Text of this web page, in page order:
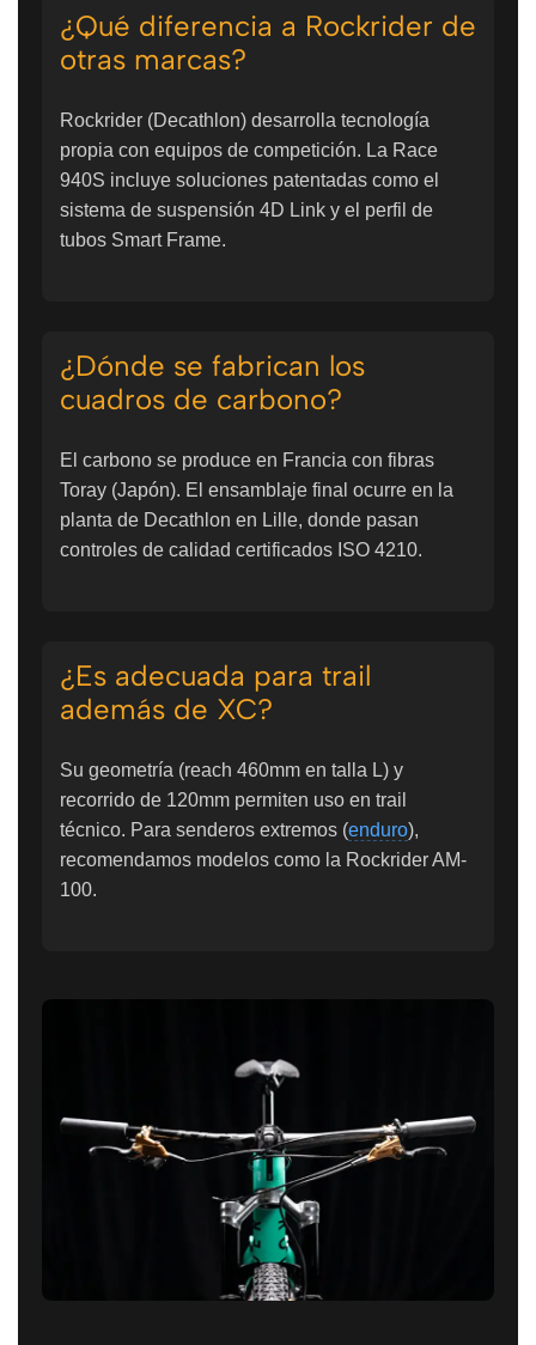
¿Qué diferencia a Rockrider de
otras marcas?
Rockrider (Decathlon) desarrolla tecnología
propia con equipos de competición. La Race
940S incluye soluciones patentadas como el
sistema de suspensión 4D Link y el perfil de
tubos Smart Frame.
¿Dónde se fabrican los
cuadros de carbono?
El carbono se produce en Francia con fibras
Toray (Japón). El ensamblaje final ocurre en la
planta de Decathlon en Lille, donde pasan
controles de calidad certificados ISO 4210.
¿Es adecuada para trail
además de XC?
Su geometría (reach 460mm en talla L) y
recorrido de 120mm permiten uso en trail
técnico. Para senderos extremos (enduro),
recomendamos modelos como la Rockrider AM-
100.